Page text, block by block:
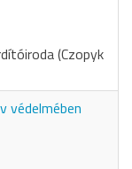
(Czopyk
védelmében